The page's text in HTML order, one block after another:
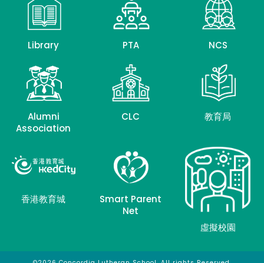
Library PTA NCS
Alumni
Association
CLC 教育局
香港教育城
Smart Parent
Net
虛擬校園